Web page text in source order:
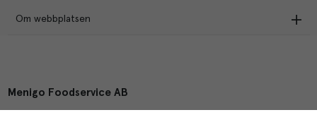
Om webbplatsen
Menigo Foodservice AB